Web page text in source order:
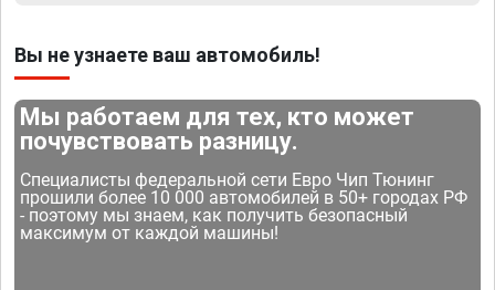
Вы не узнаете ваш автомобиль!
Мы работаем для тех, кто может
почувствовать разницу.
Специалисты федеральной сети Евро Чип Тюнинг
прошили более 10 000 автомобилей в 50+ городах РФ
- поэтому мы знаем, как получить безопасный
максимум от каждой машины!